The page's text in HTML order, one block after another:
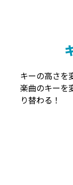
キーの高さを
楽曲のキーを
り替わる！